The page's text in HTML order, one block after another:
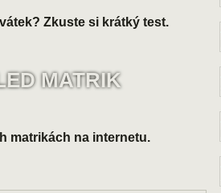
Zkuste si krátký test.
MATRIK
matrikách na internetu.